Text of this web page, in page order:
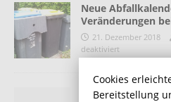
Neue
Veränderungen
21. Dezember 2018
deaktiviert
Leserbrief zum
Cookies
Bereitstellung